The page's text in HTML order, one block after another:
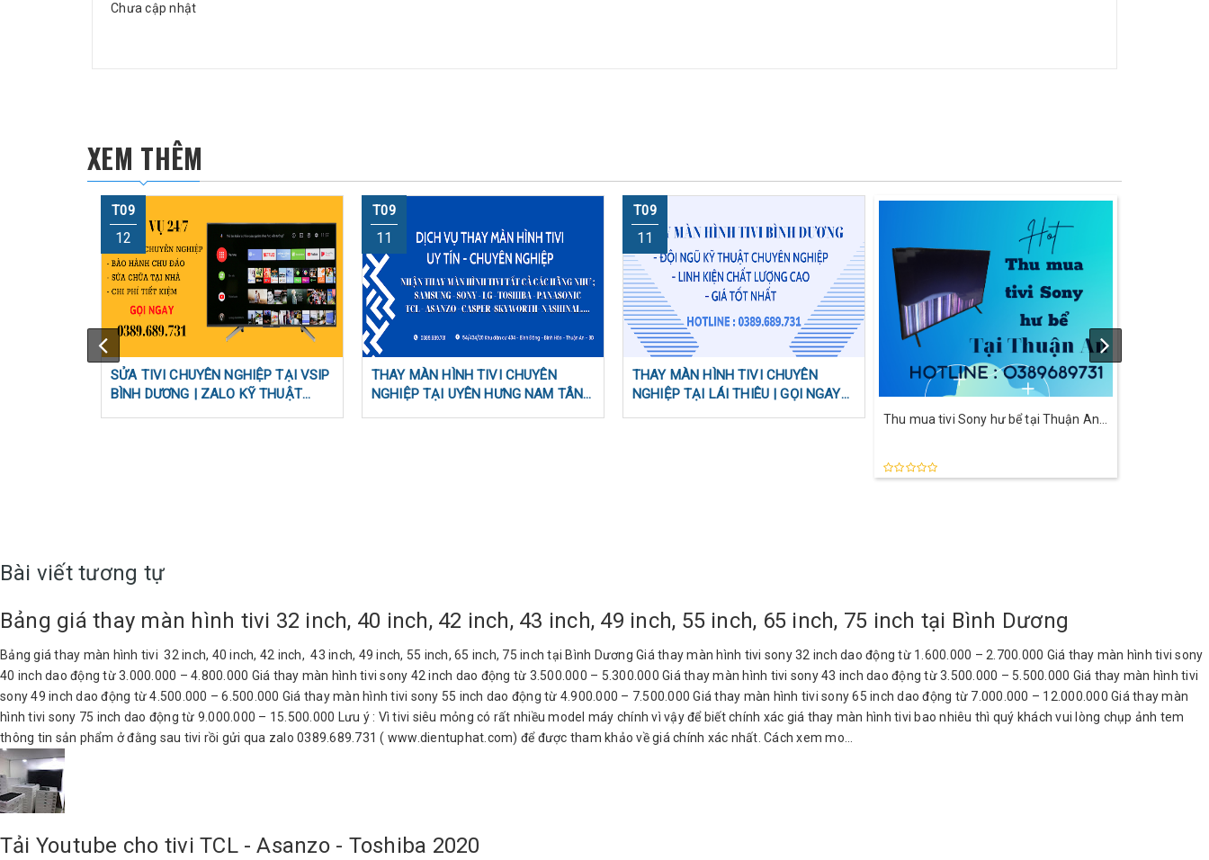
Chưa cập nhật
XEM THÊM
T09
12
SỬA TIVI CHUYÊN NGHIỆP TẠI VSIP
BÌNH DƯƠNG | ZALO KỸ THUẬT
T09
11
THAY MÀN HÌNH TIVI CHUYÊN
NGHIỆP TẠI UYÊN HƯNG NAM TÂN
T09
11
THAY MÀN HÌNH TIVI CHUYÊN
NGHIỆP TẠI LÁI THIÊU | GỌI NGAY
Thu mua tivi Sony hư bể tại Thuận An |
Bài viết tương tự
Bảng giá thay màn hình tivi 32 inch, 40 inch, 42 inch, 43 inch, 49 inch, 55 inch, 65 inch, 75 inch tại Bình Dương
Bảng giá thay màn hình tivi 32 inch, 40 inch, 42 inch, 43 inch, 49 inch, 55 inch, 65 inch, 75 inch tại Bình Dương Giá thay màn hình tivi sony 32 inch dao động từ 1.600.000 – 2.700.000 Giá thay màn hình tivi sony
40 inch dao động từ 3.000.000 – 4.800.000 Giá thay màn hình tivi sony 42 inch dao động từ 3.500.000 – 5.300.000 Giá thay màn hình tivi sony 43 inch dao động từ 3.500.000 – 5.500.000 Giá thay màn hình tivi
sony 49 inch dao động từ 4.500.000 – 6.500.000 Giá thay màn hình tivi sony 55 inch dao động từ 4.900.000 – 7.500.000 Giá thay màn hình tivi sony 65 inch dao động từ 7.000.000 – 12.000.000 Giá thay màn
hình tivi sony 75 inch dao động từ 9.000.000 – 15.500.000 Lưu ý : Vì tivi siêu mỏng có rất nhiều model máy chính vì vậy để biết chính xác giá thay màn hình tivi bao nhiêu thì quý khách vui lòng chụp ảnh tem
thông tin sản phẩm ở đằng sau tivi rồi gửi qua zalo 0389.689.731 ( www.dientuphat.com) để được tham khảo về giá chính xác nhất. Cách xem mo...
Tải Youtube cho tivi TCL - Asanzo - Toshiba 2020